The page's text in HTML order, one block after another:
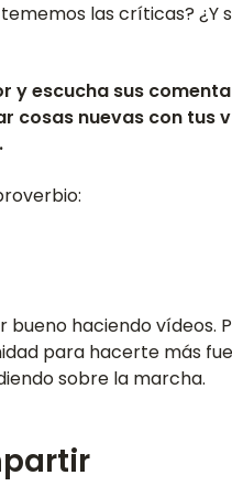
las críticas? ¿Y
y escucha sus
cosas nuevas con tus
bueno haciendo vídeos.
para hacerte más
sobre la marcha.